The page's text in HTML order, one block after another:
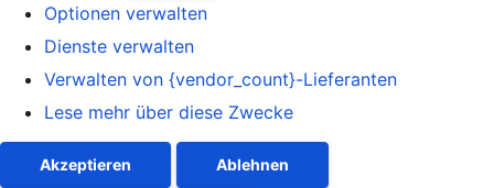
Optionen verwalten
Dienste verwalten
Verwalten von {vendor_count}-Lieferanten
Lese mehr über diese Zwecke
Akzeptieren Ablehnen